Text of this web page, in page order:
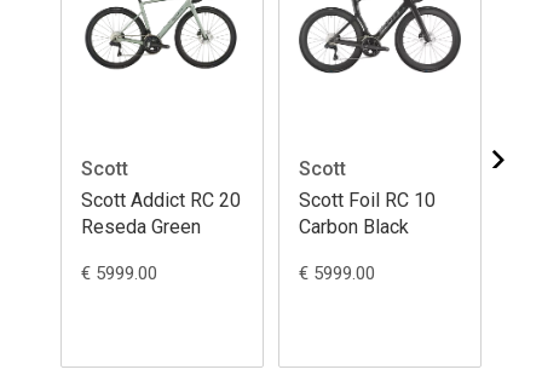
Scott
Scott Addict RC 20
Reseda Green
€ 5999.00
Scott
Scott Foil RC 10
Carbon Black
€ 5999.00